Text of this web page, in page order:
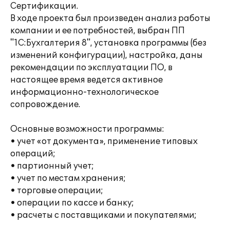
Сертификации.
В ходе проекта был произведен анализ работы
компании и ее потребностей, выбран ПП
"1С:Бухгалтерия 8", установка программы (без
изменений конфигурации), настройка, даны
рекомендации по эксплуатации ПО, в
настоящее время ведется активное
информационно-технологическое
сопровождение.
Основные возможности программы:
• учет «от документа», применение типовых
операций;
• партионный учет;
• учет по местам хранения;
• торговые операции;
• операции по кассе и банку;
• расчеты с поставщиками и покупателями;